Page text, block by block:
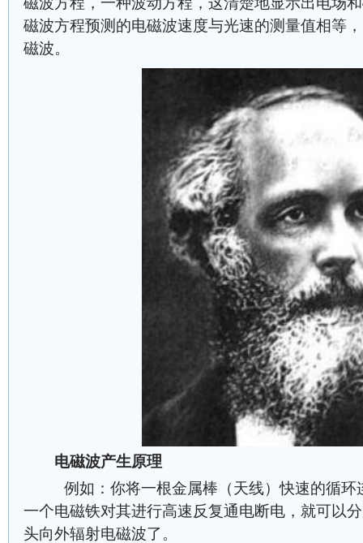
磁波方程预测的电磁波速度与光速的测量值相等
磁波。
电磁波产生原理
例如：你将一根金属棒（天线）快速的循环
一个电磁铁对其进行高速反复通电断电，就可以
头向外辐射电磁波了。